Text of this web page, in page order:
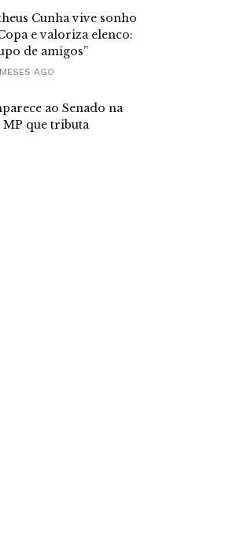
Cunha vive sonho
e valoriza elenco:
de amigos”
AGO
ao Senado na
que tributa